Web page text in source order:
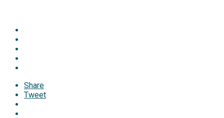
Share
Tweet